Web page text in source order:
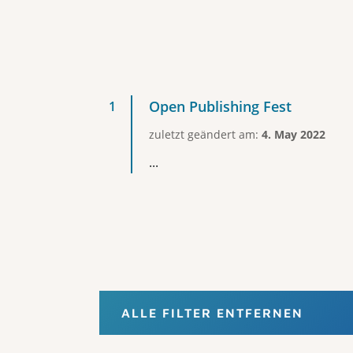
Open Publishing Fest
zuletzt geändert am: 4. May 2022
...
ALLE FILTER ENTFERNEN